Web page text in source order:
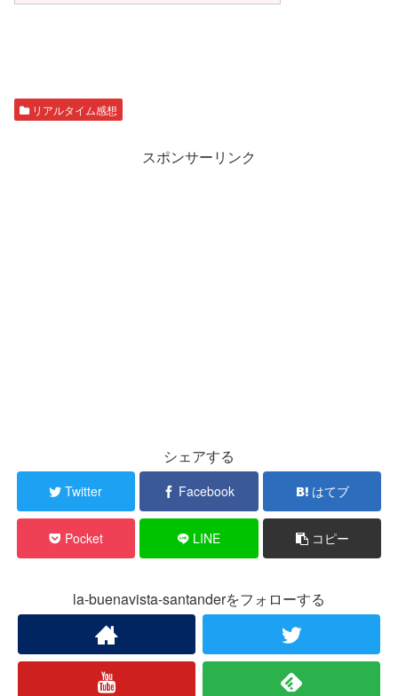
リアルタイム感想
スポンサーリンク
シェアする
Twitter Facebook はてブ
Pocket LINE コピー
la-buenavista-santanderをフォローする